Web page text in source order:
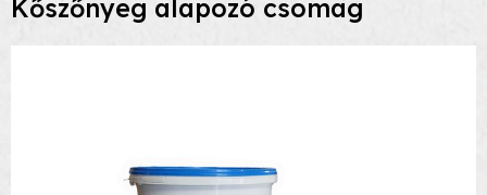
Kőszőnyeg alapozó csomag